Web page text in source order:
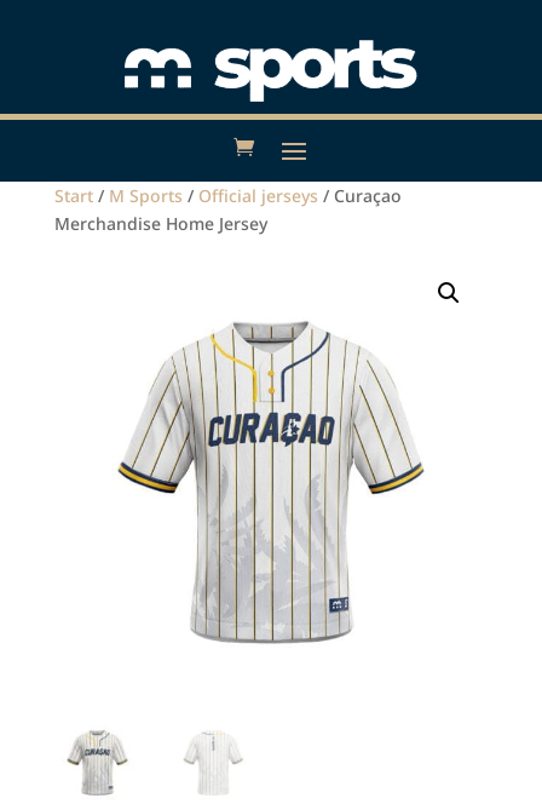
Start/ M Sports / Official jerseys / Curaçao
Merchandise Home Jersey